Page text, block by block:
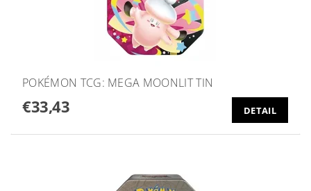
POKÉMON TCG: MEGA MOONLIT TIN
€33,43 DETAIL